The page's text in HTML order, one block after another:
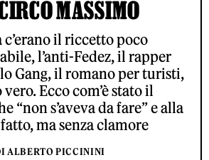
MASSIMO
c’erano il riccetto poco
l’anti-Fedez, il rapper
Gang, il romano per turisti,
Ecco com’è stato il
“non s’aveva da fare” e alla
ma senza clamore
ALBERTO PICCININI